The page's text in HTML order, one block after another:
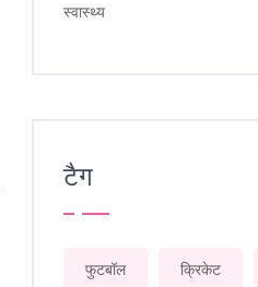
स्वास्थ्य
टैग
फुटबॉल क्रिकेट